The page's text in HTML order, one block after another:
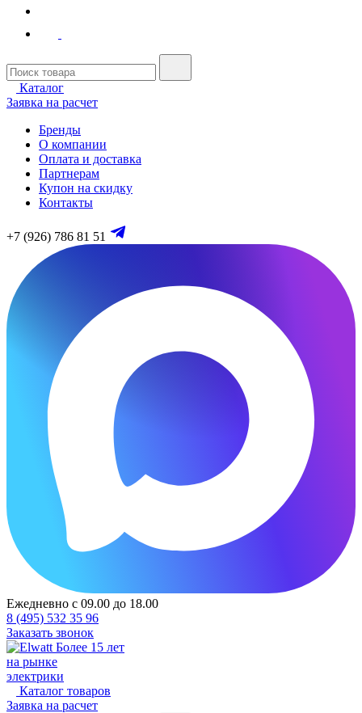
Каталог
Заявка на расчет
Бренды
О компании
Оплата и доставка
Партнерам
Купон на скидку
Контакты
+7 (926) 786 81 51
Ежедневно с 09.00 до 18.00
8 (495) 532 35 96
Заказать звонок
Более 15 лет
на рынке
электрики
Каталог товаров
Заявка на расчет